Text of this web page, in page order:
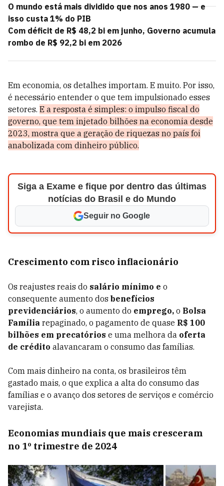
O mundo está mais dividido que nos anos 1980 — e
isso custa 1% do PIB
Com déficit de R$ 48,2 bi em junho, Governo acumula
rombo de R$ 92,2 bi em 2026
Em economia, os detalhes importam. E muito. Por isso,
é necessário entender o que tem impulsionado esses
setores. E a resposta é simples: o impulso fiscal do
governo, que tem injetado bilhões na economia desde
2023, mostra que a geração de riquezas no país foi
anabolizada com dinheiro público.
Siga a Exame e fique por dentro das últimas
notícias do Brasil e do Mundo
Seguir no Google
Crescimento com risco inflacionário
Os reajustes reais do salário mínimo e o
consequente aumento dos benefícios
previdenciários, o aumento do emprego, o Bolsa
Família repaginado, o pagamento de quase R$ 100
bilhões em precatórios e uma melhora da oferta
de crédito alavancaram o consumo das famílias.
Com mais dinheiro na conta, os brasileiros têm
gastado mais, o que explica a alta do consumo das
famílias e o avanço dos setores de serviços e comércio
varejista.
Economias mundiais que mais cresceram
no 1º trimestre de 2024